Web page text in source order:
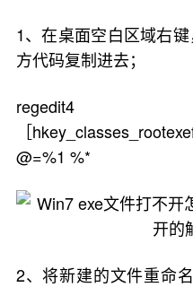
1、在桌面空白区域右
方代码复制进去；
regedit4
［
@=%1 %*
2、将新建的文件重命